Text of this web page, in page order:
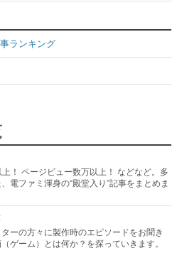
ランキング
！ ページビュー数万以上！ などなど。多
電ファミ渾身の“殿堂入り”記事をまとめま
ーの方々に製作時のエピソードをお聞き
ゲーム）とは何か？を探っていきます。